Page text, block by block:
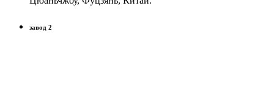
завод 2